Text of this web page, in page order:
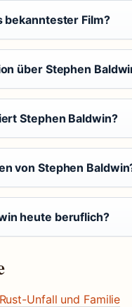
bekanntester Film?
über Stephen
Stephen Baldwin?
von Stephen
heute beruflich?
Unfall und Familie